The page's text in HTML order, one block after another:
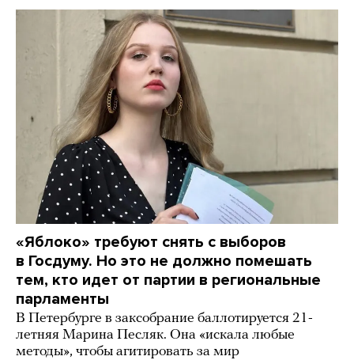
«Яблоко» требуют снять с выборов
в Госдуму. Но это не должно помешать
тем, кто идет от партии в региональные
парламенты
В Петербурге в заксобрание баллотируется 21-
летняя Марина Песляк. Она «искала любые
методы», чтобы агитировать за мир